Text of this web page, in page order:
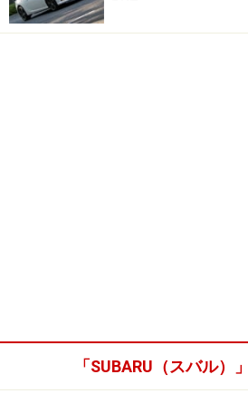
「SUBARU（スバル）